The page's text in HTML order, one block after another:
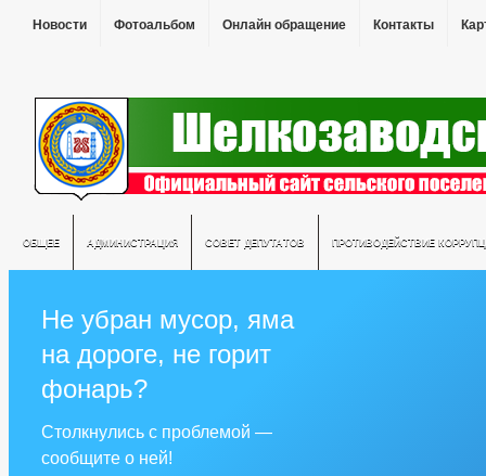
Новости Фотоальбом Онлайн обращение Контакты
ОБЩЕЕ АДМИНИСТРАЦИЯ СОВЕТ ДЕПУТАТОВ ПРОТИВОДЕЙСТВИЕ
Не убран мусор, яма
на дороге, не горит
фонарь?
Столкнулись с проблемой —
сообщите о ней!